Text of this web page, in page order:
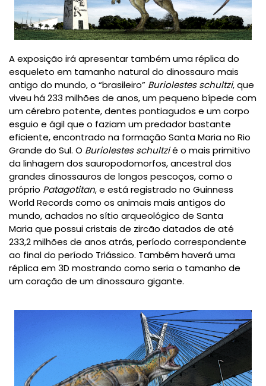
A exposição irá apresentar também uma réplica do
esqueleto em tamanho natural do dinossauro mais
antigo do mundo, o “brasileiro” Buriolestes schultzi,que
viveu há233 milhões de anos, um pequeno bípede com
um cérebro potente, dentes pontiagudos e um corpo
esguio e ágil que o faziam um predador bastante
eficiente, encontrado na formação Santa Maria no Rio
Grande do Sul. O Buriolestes schultzié o mais primitivo
da linhagem dos sauropodomorfos, ancestral dos
grandes dinossauros de longos pescoços, como o
próprio Patagotitan,e está registrado no Guinness
World Records como os animais mais antigos do
mundo, achados no sítio arqueológico de Santa
Maria que possui cristais de zircão datados de até
233,2 milhões de anos atrás, período correspondente
ao final do período Triássico. Também haverá uma
réplica em 3D mostrando como seria o tamanho de
umcoração de um dinossauro gigante.